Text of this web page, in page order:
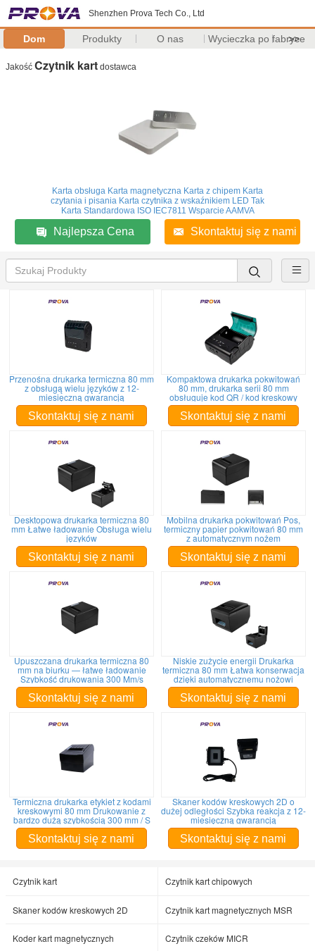
Shenzhen Prova Tech Co., Ltd
Dom Produkty O nas Wycieczka po fabryce
>>
Jakość Czytnik kart dostawca
Karta obsługa Karta magnetyczna Karta z chipem Karta
czytania i pisania Karta czytnika z wskaźnikiem LED Tak
Karta Standardowa ISO IEC7811 Wsparcie AAMVA
Najlepsza Cena Skontaktuj się z nami
Przenośna drukarka termiczna 80 mm
z obsługą wielu języków z 12-
miesięczną gwarancją
Skontaktuj się z nami
Kompaktowa drukarka pokwitowań
80 mm, drukarka serii 80 mm
obsługuje kod QR / kod kreskowy
Skontaktuj się z nami
Desktopowa drukarka termiczna 80
mm Łatwe ładowanie Obsługa wielu
języków
Skontaktuj się z nami
Mobilna drukarka pokwitowań Pos,
termiczny papier pokwitowań 80 mm
z automatycznym nożem
Skontaktuj się z nami
Upuszczana drukarka termiczna 80
mm na biurku — łatwe ładowanie
Szybkość drukowania 300 Mm/s
Skontaktuj się z nami
Niskie zużycie energii Drukarka
termiczna 80 mm Łatwa konserwacja
dzięki automatycznemu nożowi
Skontaktuj się z nami
Termiczna drukarka etykiet z kodami
kreskowymi 80 mm Drukowanie z
bardzo dużą szybkością 300 mm / S
Skontaktuj się z nami
Skaner kodów kreskowych 2D o
dużej odległości Szybka reakcja z 12-
miesięczną gwarancją
Skontaktuj się z nami
Czytnik kart Czytnik kart chipowych
Skaner kodów kreskowych 2D Czytnik kart magnetycznych MSR
Koder kart magnetycznych Czytnik czeków MICR